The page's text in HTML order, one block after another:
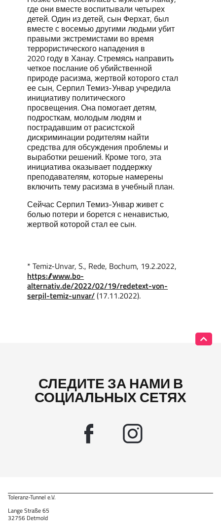
где они вместе воспитывали четырех
детей. Один из детей, сын Ферхат, был
вместе с восемью другими людьми убит
правыми экстремистами во время
террористического нападения в
2020 году в Ханау. Стремясь направить
четкое послание об убийственной
природе расизма, жертвой которого стал
ее сын, Серпил Темиз-Унвар учредила
инициативу политического
просвещения. Она помогает детям,
подросткам, молодым людям и
пострадавшим от расистской
дискриминации родителям найти
средства для обсуждения проблемы и
выработки решений. Кроме того, эта
инициатива оказывает поддержку
преподавателям, которые намерены
включить тему расизма в учебный план.
Сейчас Серпил Темиз-Унвар живет с
болью потери и борется с ненавистью,
жертвой которой стал ее сын.
*Temiz-Unvar, S., Rede, Bochum, 19.2.2022,
https://www.bo-
alternativ.de/2022/02/19/redetext-von-
serpil-temiz-unvar/(17.11.2022).
СЛЕДИТЕ ЗА НАМИ В
СОЦИАЛЬНЫХ СЕТЯХ
Toleranz-Tunnel e.V.
Lange Straße 65
32756 Detmold